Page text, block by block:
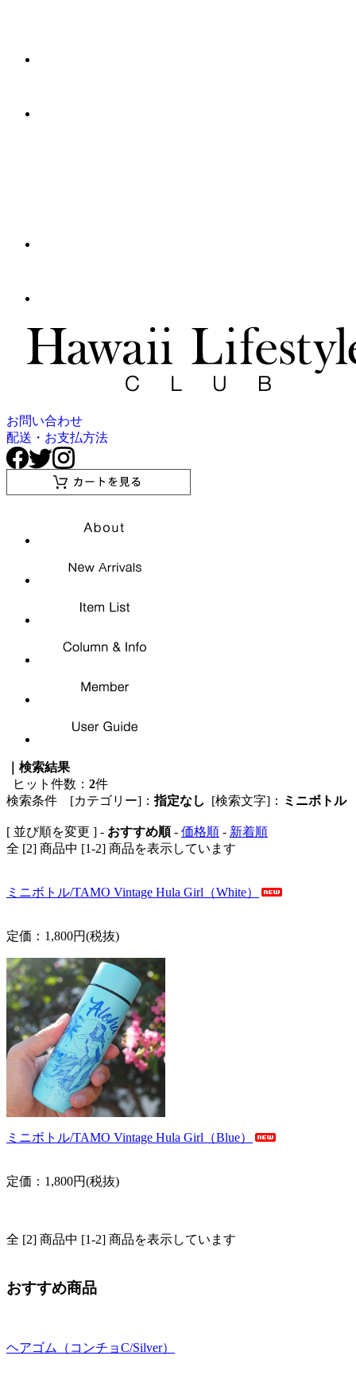
お問い合わせ
配送・お支払方法
｜検索結果
ヒット件数： 2件
検索条件 [カテゴリー]：指定なし [検索文字]： ミニボトル
[ 並び順を変更 ] - おすすめ順- 価格順 - 新着順
全 [2] 商品中 [1-2] 商品を表示しています
ミニボトル/TAMO Vintage Hula Girl（White）
定価：1,800円(税抜)
ミニボトル/TAMO Vintage Hula Girl（Blue）
定価：1,800円(税抜)
全 [2] 商品中 [1-2] 商品を表示しています
おすすめ商品
ヘアゴム（コンチョC/Silver）